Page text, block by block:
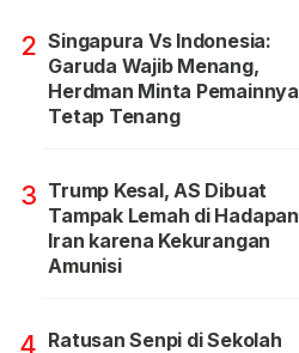
2 Singapura Vs Indonesia:
Garuda Wajib Menang,
Herdman Minta Pemainnya
Tetap Tenang
3 Trump Kesal, AS Dibuat
Tampak Lemah di Hadapan
Iran karena Kekurangan
Amunisi
4 Ratusan Senpi di Sekolah